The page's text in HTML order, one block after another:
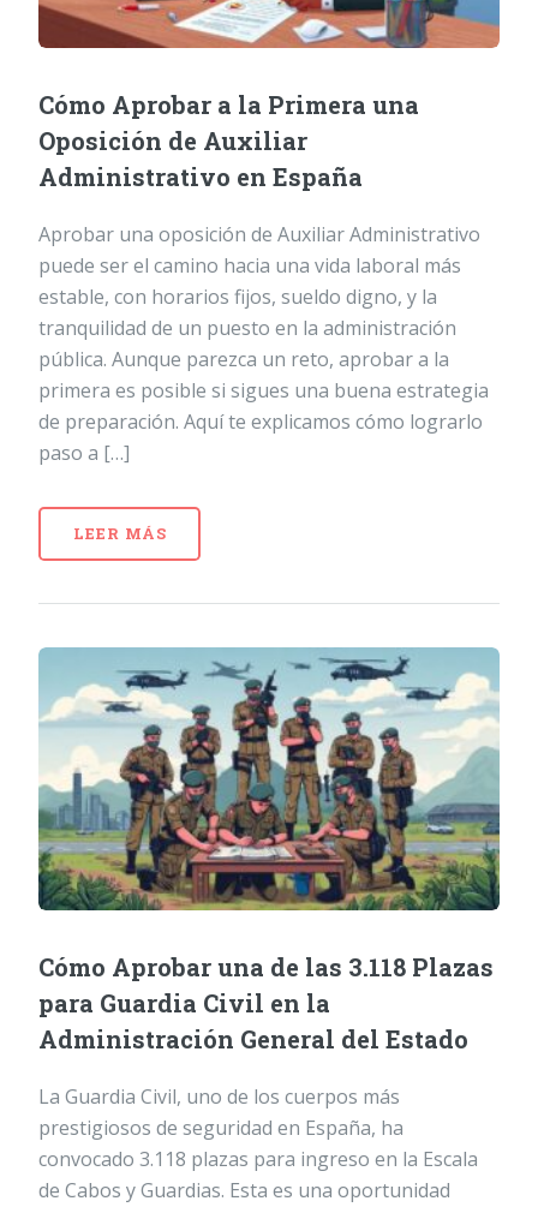
Cómo Aprobar a la Primera una
Oposición de Auxiliar
Administrativo en España
Aprobar una oposición de Auxiliar Administrativo
puede ser el camino hacia una vida laboral más
estable, con horarios fijos, sueldo digno, y la
tranquilidad de un puesto en la administración
pública. Aunque parezca un reto, aprobar a la
primera es posible si sigues una buena estrategia
de preparación. Aquí te explicamos cómo lograrlo
paso a […]
LEER MÁS
Cómo Aprobar una de las 3.118 Plazas
para Guardia Civil en la
Administración General del Estado
La Guardia Civil, uno de los cuerpos más
prestigiosos de seguridad en España, ha
convocado 3.118 plazas para ingreso en la Escala
de Cabos y Guardias. Esta es una oportunidad